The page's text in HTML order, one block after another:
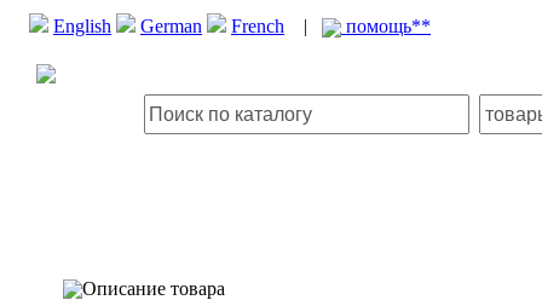
English German French | помощь**
Описание товара